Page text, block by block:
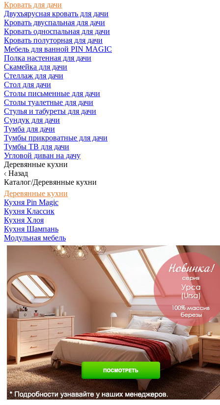
Кровать для дачи
Двухъярусная кровать для дачи
Кровать двуспальная для дачи
Кровать односпальная для дачи
Кровать полуторная для дачи
Мебель для ванной PIN MAGIC
Полка настенная для дачи
Скамейка для дачи
Стеллаж для дачи
Стол для дачи
Столы письменные для дачи
Столы туалетные для дачи
Стулья и табуреты для дачи
Сундук для дачи
Тумба для дачи
Тумбы прикроватные для дачи
Тумбы ТВ для дачи
Угловой диван на дачу
Деревянные кухни
Назад
Каталог/Деревянные кухни
Деревянные кухни
Кухня Pin Magic
Кухня Классик
Кухня Хлоя
Кухня Шампань
Модульная мебель